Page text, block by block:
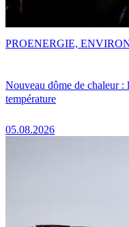
Nouveau dôme de chaleur :
température
05.08.2026
PROENERGIE,